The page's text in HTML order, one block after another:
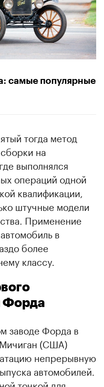
самые популярные
тогда метод
на
выполнялся
операций одной
квалификации,
штучные модели
Применение
в
более
классу.
Форда
заводе Форда в
(США)
непрерывную
автомобилей.